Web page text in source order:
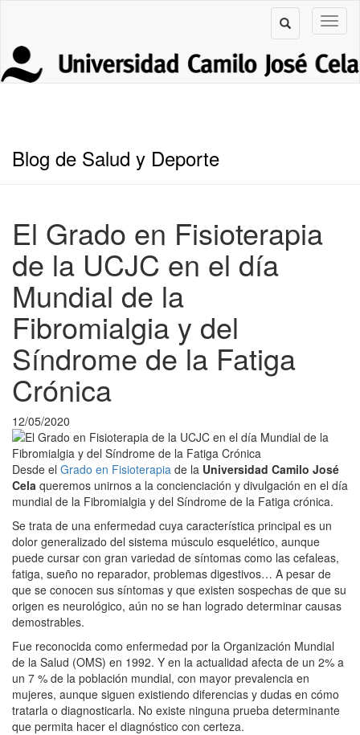
Blog de Salud y Deporte
El Grado en Fisioterapia
de la UCJC en el día
Mundial de la
Fibromialgia y del
Síndrome de la Fatiga
Crónica
12/05/2020
Desde el Grado en Fisioterapia de la Universidad Camilo José
Cela queremos unirnos a la concienciación y divulgación en el día
mundial de la Fibromialgia y del Síndrome de la Fatiga crónica.
Se trata de una enfermedad cuya característica principal es un
dolor generalizado del sistema músculo esquelético, aunque
puede cursar con gran variedad de síntomas como las cefaleas,
fatiga, sueño no reparador, problemas digestivos… A pesar de
que se conocen sus síntomas y que existen sospechas de que su
origen es neurológico, aún no se han logrado determinar causas
demostrables.
Fue reconocida como enfermedad por la Organización Mundial
de la Salud (OMS) en 1992. Y en la actualidad afecta de un 2% a
un 7 % de la población mundial, con mayor prevalencia en
mujeres, aunque siguen existiendo diferencias y dudas en cómo
tratarla o diagnosticarla. No existe ninguna prueba determinante
que permita hacer el diagnóstico con certeza.